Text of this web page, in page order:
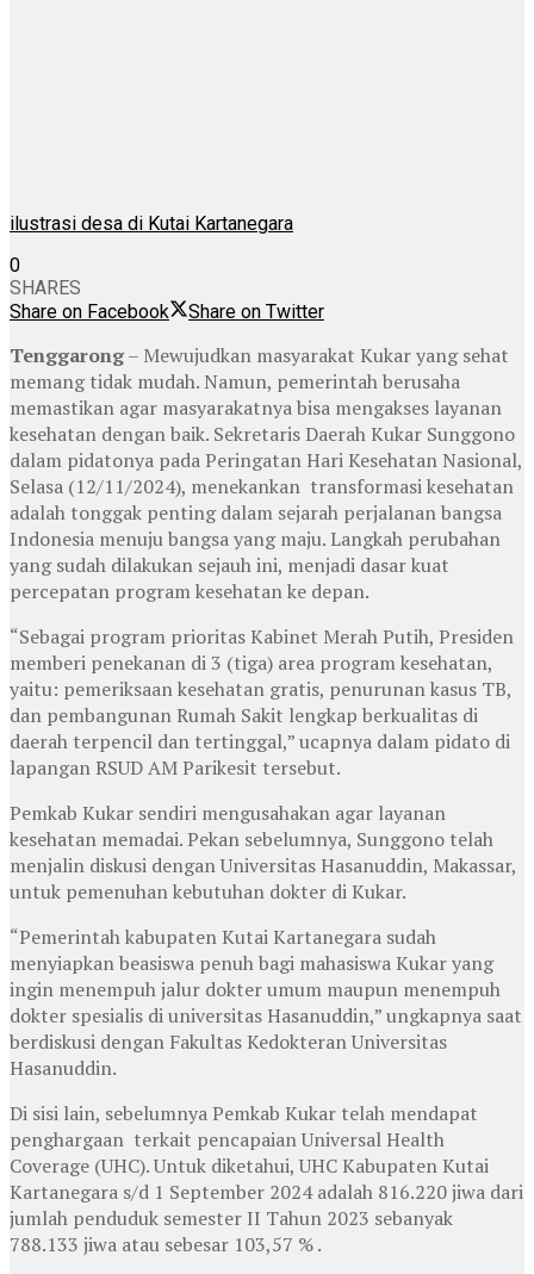
ilustrasi desa di Kutai Kartanegara
0
SHARES
Share on Facebook
Share on Twitter
Tenggarong– Mewujudkan masyarakat Kukar yang sehat
memang tidak mudah. Namun, pemerintah berusaha
memastikan agar masyarakatnya bisa mengakses layanan
kesehatan dengan baik. Sekretaris Daerah Kukar Sunggono
dalam pidatonya pada Peringatan Hari Kesehatan Nasional,
Selasa (12/11/2024), menekankan transformasi kesehatan
adalah tonggak penting dalam sejarah perjalanan bangsa
Indonesia menuju bangsa yang maju. Langkah perubahan
yang sudah dilakukan sejauh ini, menjadi dasar kuat
percepatan program kesehatan ke depan.
“Sebagai program prioritas Kabinet Merah Putih, Presiden
memberi penekanan di 3 (tiga) area program kesehatan,
yaitu: pemeriksaan kesehatan gratis, penurunan kasus TB,
dan pembangunan Rumah Sakit lengkap berkualitas di
daerah terpencil dan tertinggal,” ucapnya dalam pidato di
lapangan RSUD AM Parikesit tersebut.
Pemkab Kukar sendiri mengusahakan agar layanan
kesehatan memadai. Pekan sebelumnya, Sunggono telah
menjalin diskusi dengan Universitas Hasanuddin, Makassar,
untuk pemenuhan kebutuhan dokter di Kukar.
“Pemerintah kabupaten Kutai Kartanegara sudah
menyiapkan beasiswa penuh bagi mahasiswa Kukar yang
ingin menempuh jalur dokter umum maupun menempuh
dokter spesialis di universitas Hasanuddin,” ungkapnya saat
berdiskusi dengan Fakultas Kedokteran Universitas
Hasanuddin.
Di sisi lain, sebelumnya Pemkab Kukar telah mendapat
penghargaan terkait pencapaian Universal Health
Coverage (UHC). Untuk diketahui, UHC Kabupaten Kutai
Kartanegara s/d 1 September 2024 adalah 816.220 jiwa dari
jumlah penduduk semester II Tahun 2023 sebanyak
788.133 jiwa atau sebesar 103,57 % .